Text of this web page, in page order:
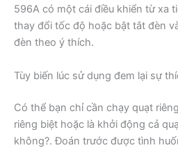
596A có một cái điều khiển từ xa
thay đổi tốc độ hoặc bật tắt đèn
đèn theo ý thích.
Tùy biến lúc sử dụng đem lại sự
Có thể bạn chỉ cần chạy quạt
riêng biệt hoặc là khởi động cả
không?. Đoán trước được tình